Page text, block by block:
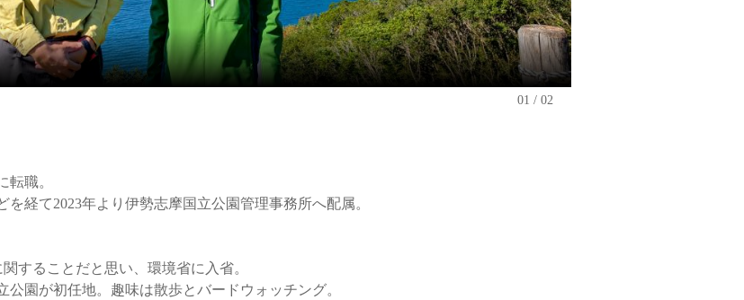
01 02
職。
経て2023年より伊勢志摩国立公園管理事務所へ配属。
することだと思い、環境省に入省。
園が初任地。趣味は散歩とバードウォッチング。